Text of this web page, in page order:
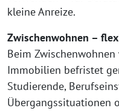
kleine Anreize.
Zwischenwohnen –
Beim
Immobilien befristet
Studierende,
Übergangssituationen